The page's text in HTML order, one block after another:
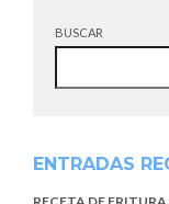
BUSCAR
ENTRADAS